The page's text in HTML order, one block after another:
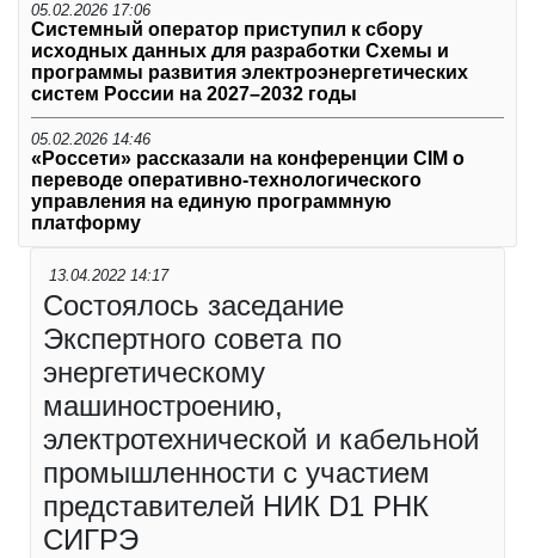
05.02.2026 17:06
Системный оператор приступил к сбору
исходных данных для разработки Схемы и
программы развития электроэнергетических
систем России на 2027–2032 годы
05.02.2026 14:46
«Россети» рассказали на конференции CIM о
переводе оперативно-технологического
управления на единую программную
платформу
13.04.2022 14:17
Состоялось заседание
Экспертного совета по
энергетическому
машиностроению,
электротехнической и кабельной
промышленности с участием
представителей НИК D1 РНК
СИГРЭ